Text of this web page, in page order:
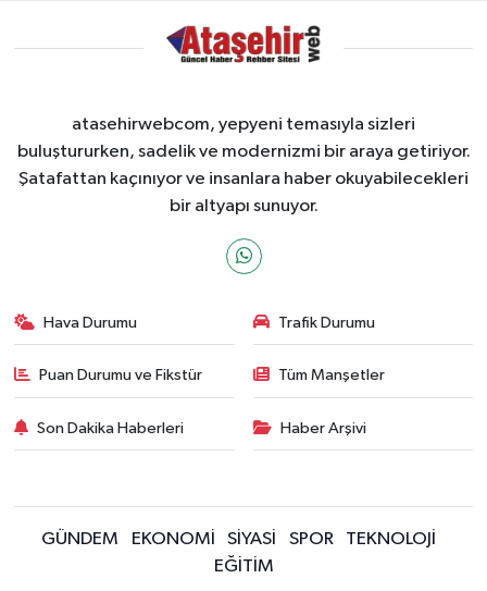
atasehirwebcom, yepyeni temasıyla sizleri
buluştururken, sadelik ve modernizmi bir araya getiriyor.
Şatafattan kaçınıyor ve insanlara haber okuyabilecekleri
bir altyapı sunuyor.
Hava Durumu Trafik Durumu
Puan Durumu ve Fikstür Tüm Manşetler
Son Dakika Haberleri Haber Arşivi
GÜNDEM EKONOMİ SİYASİ SPOR
TEKNOLOJİ
EĞİTİM